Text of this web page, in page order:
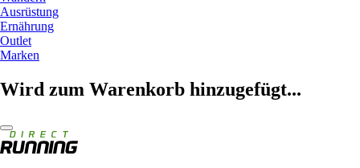
Ausrüstung
Ernährung
Outlet
Marken
Wird zum Warenkorb hinzugefügt...